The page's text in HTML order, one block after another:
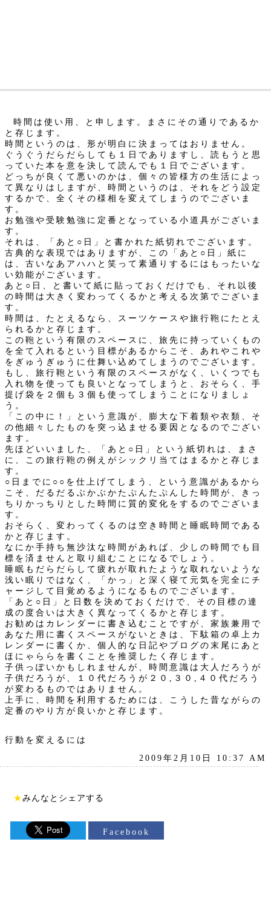
時間は使い用、と申します。まさにその通りであるか
と存じます。
時間というのは、形が明白に決まってはおりません。
ぐうぐうだらだらしても１日でありますし、読もうと思
っていた本を意を決して読んでも１日でございます。
どっちが良くて悪いのかは、個々の皆様方の生活によっ
て異なりはしますが、時間というのは、それをどう設定
するかで、全くその様相を変えてしまうのでございま
す。
お勉強や受験勉強に定番となっている小道具がございま
す。
それは、「あと○日」と書かれた紙切れでございます。
古典的な表現ではありますが、この「あと○日」紙に
は、古いなあアハハと笑って素通りするにはもったいな
い効能がございます。
あと○日、と書いて紙に貼っておくだけでも、それ以後
の時間は大きく変わってくるかと考える次第でございま
す。
時間は、たとえるなら、スーツケースや旅行鞄にたとえ
られるかと存じます。
この鞄という有限のスペースに、旅先に持っていくもの
を全て入れるという目標があるからこそ、あれやこれや
をぎゅうぎゅうに仕舞い込めてしまうのでございます。
もし、旅行鞄という有限のスペースがなく、いくつでも
入れ物を使っても良いとなってしまうと、おそらく、手
提げ袋を２個も３個も使ってしまうことになりましょ
う。
「この中に！」という意識が、膨大な下着類や衣類、そ
の他細々したものを突っ込ませる要因となるのでござい
ます。
先ほどいいました、「あと○日」という紙切れは、まさ
に、この旅行鞄の例えがシックリ当てはまるかと存じま
す。
○日までに○○を仕上げてしまう、という意識があるから
こそ、だるだるぶかぶかたぷんたぷんした時間が、きっ
ちりかっちりとした時間に質的変化をするのでございま
す。
おそらく、変わってくるのは空き時間と睡眠時間である
かと存じます。
なにか手持ち無沙汰な時間があれば、少しの時間でも目
標を済ませんと取り組むことになるでしょう。
睡眠もだらだらして疲れが取れたような取れないような
浅い眠りではなく、「かっ」と深く寝て元気を完全にチ
ャージして目覚めるようになるものでございます。
「あと○日」と日数を決めておくだけで、その目標の達
成の度合いは大きく異なってくるかと存じます。
お勧めはカレンダーに書き込むことですが、家族兼用で
あなた用に書くスペースがないときは、下駄箱の卓上カ
レンダーに書くか、個人的な日記やブログの末尾にあと
ほにゃららを書くことを推奨したく存じます。
子供っぽいかもしれませんが、時間意識は大人だろうが
子供だろうが、１０代だろうが２０,３０,４０代だろう
が変わるものではありません。
上手に、時間を利用するためには、こうした昔ながらの
定番のやり方が良いかと存じます。
行動を変えるには
2009年2月10日 10:37 AM
★みんなとシェアする
Facebook